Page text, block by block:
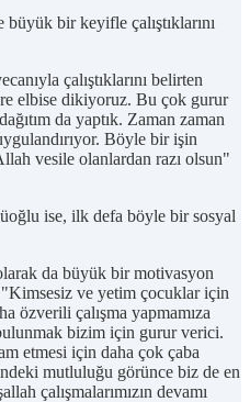
bir keyifle çalıştıklarını
çalıştıklarını belirten
elbise dikiyoruz. Bu çok gurur
da yaptık. Zaman zaman
Böyle bir işin
vesile olanlardan razı olsun"
ise, ilk defa böyle bir sosyal
da büyük bir motivasyon
ve yetim çocuklar için
özverili çalışma yapmamıza
bizim için gurur verici.
etmesi için daha çok çaba
mutluluğu görünce biz de en
çalışmalarımızın devamı